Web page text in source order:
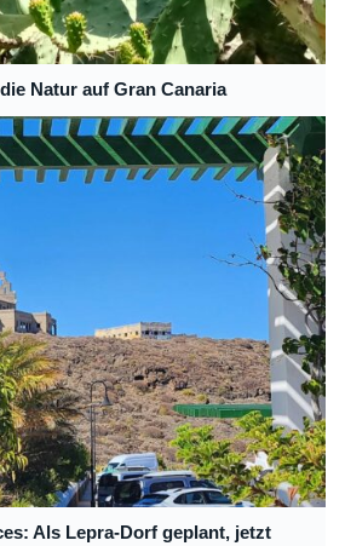
Natur auf Gran Canaria
Als Lepra-Dorf geplant, jetzt